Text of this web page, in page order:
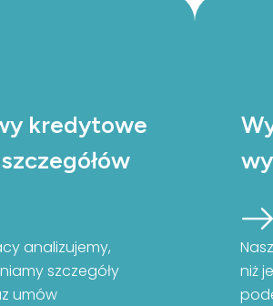
kredytowe
analizujemy,
szczegóły
umów
niż